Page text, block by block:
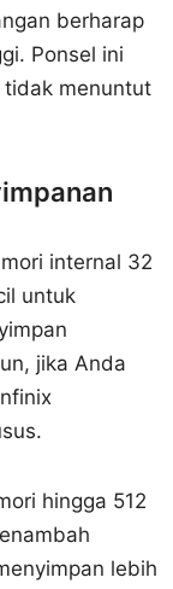
berharap
Ponsel ini
tidak menuntut
internal 32
untuk
jika Anda
hingga 512
lebih